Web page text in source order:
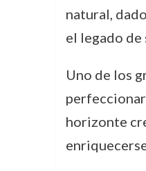
natural,
el legado de
Uno de los
horizonte